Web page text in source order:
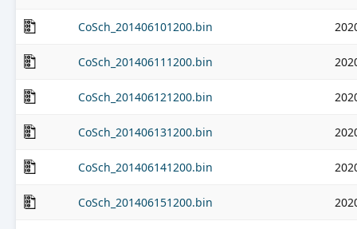
CoSch_201406101200.bin
CoSch_201406111200.bin
CoSch_201406121200.bin
CoSch_201406131200.bin
CoSch_201406141200.bin
CoSch_201406151200.bin